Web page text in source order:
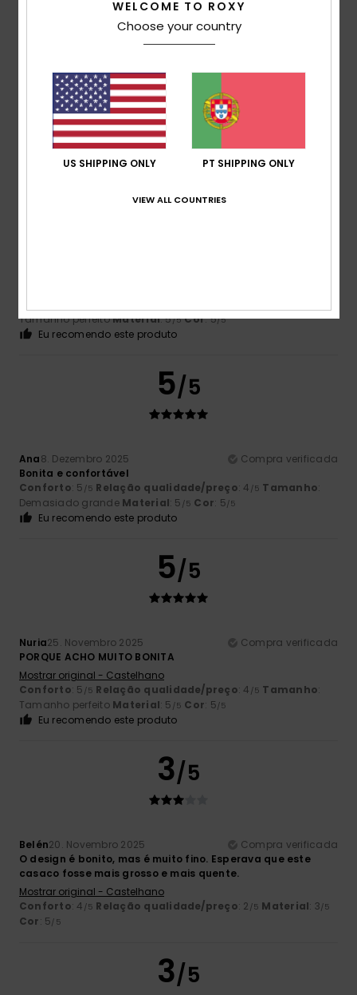
Mostrar original - Francês
Conforto: 4/5 Relação qualidade/preço: 3
Demasiado grandeMaterial Cor: 4/5
Eu recomendo este produto
Tamanho perfeitoMaterial: 5/5 Cor: 5/5
Eu recomendo este produto
5/5
Ana8. Dezembro 2025
Compra verificada
Bonita e confortável
Conforto: 5 /5 Relação qualidade/preço: 4 /5 Tamanho:
Demasiado grande Material: 5 /5 Cor: 5/5
Eu recomendo este produto
5/5
Nuria25. Novembro 2025
Compra verificada
PORQUE ACHO MUITO BONITA
Mostrar original - Castelhano
Conforto: 5 /5 Relação qualidade/preço: 4 /5 Tamanho:
Tamanho perfeito Material: 5 /5 Cor: 5/5
Eu recomendo este produto
3/5
Belén20. Novembro 2025
Compra verificada
O design é bonito, mas é muito fino. Esperava que este
casaco fosse mais grosso e mais quente.
Mostrar original - Castelhano
Conforto: 4 /5 Relação qualidade/preço: 2 /5 Material: 3/5
Cor: 5/5
3/5
WELCOME TO ROXY
Choose your country
US SHIPPING ONLY PT SHIPPING ONLY
VIEW ALL COUNTRIES